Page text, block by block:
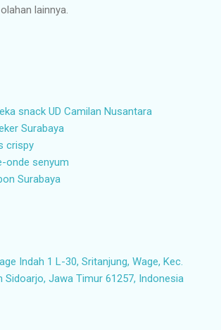
lainnya.
snack UD Camilan Nusantara
Surabaya
crispy
onde senyum
Surabaya
Indah 1 L-30, Sritanjung, Wage, Kec.
Sidoarjo, Jawa Timur 61257, Indonesia